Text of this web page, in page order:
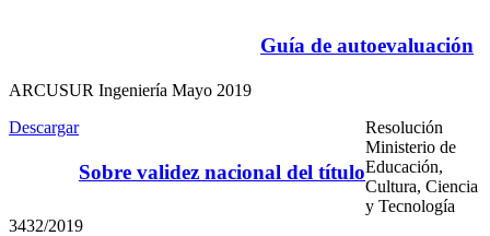
Guía de autoevaluación
ARCUSUR Ingeniería Mayo 2019
Descargar
Sobre validez nacional del título
Resolución
Ministerio de
Educación,
Cultura, Ciencia
y Tecnología
3432/2019